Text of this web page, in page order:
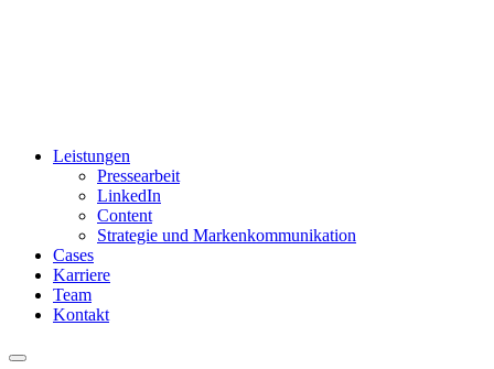
Leistungen
Pressearbeit
LinkedIn
Content
Strategie und Markenkommunikation
Cases
Karriere
Team
Kontakt